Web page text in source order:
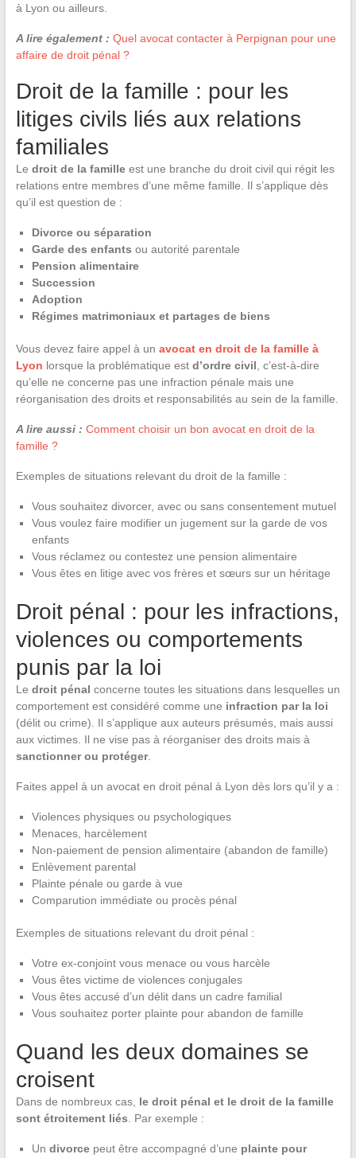
à Lyon ou ailleurs.
A lire également : Quel avocat contacter à Perpignan pour une
affaire de droit pénal ?
Droit de la famille : pour les
litiges civils liés aux relations
familiales
Le droit de la familleest une branche du droit civil qui régit les
relations entre membres d’une même famille. Il s’applique dès
qu’il est question de :
Divorce ou séparation
Garde des enfants ou autorité parentale
Pension alimentaire
Succession
Adoption
Régimes matrimoniaux et partages de biens
Vous devez faire appel à un avocat en droit de la famille à
Lyon lorsque la problématique est d’ordre civil , c’est-à-dire
qu’elle ne concerne pas une infraction pénale mais une
réorganisation des droits et responsabilités au sein de la famille.
A lire aussi : Comment choisir un bon avocat en droit de la
famille ?
Exemples de situations relevant du droit de la famille :
Vous souhaitez divorcer, avec ou sans consentement mutuel
Vous voulez faire modifier un jugement sur la garde de vos
enfants
Vous réclamez ou contestez une pension alimentaire
Vous êtes en litige avec vos frères et sœurs sur un héritage
Droit pénal : pour les infractions,
violences ou comportements
punis par la loi
Le droit pénal concerne toutes les situations dans lesquelles un
comportement est considéré comme une infraction par la loi
(délit ou crime). Il s’applique aux auteurs présumés, mais aussi
aux victimes. Il ne vise pas à réorganiser des droits mais à
sanctionner ou protéger.
Faites appel à un avocat en droit pénal à Lyon dès lors qu’il y a :
Violences physiques ou psychologiques
Menaces, harcèlement
Non-paiement de pension alimentaire (abandon de famille)
Enlèvement parental
Plainte pénale ou garde à vue
Comparution immédiate ou procès pénal
Exemples de situations relevant du droit pénal :
Votre ex-conjoint vous menace ou vous harcèle
Vous êtes victime de violences conjugales
Vous êtes accusé d’un délit dans un cadre familial
Vous souhaitez porter plainte pour abandon de famille
Quand les deux domaines se
croisent
Dans de nombreux cas, le droit pénal et le droit de la famille
sont étroitement liés . Par exemple :
Un divorcepeut être accompagné d’une plainte pour